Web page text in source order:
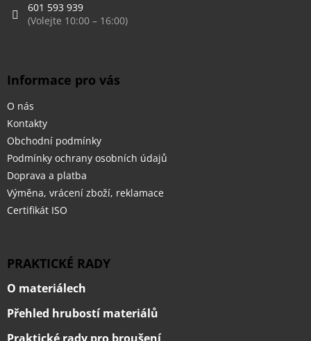
601 593 939
Informace pro vás
O nás
Kontakty
Obchodní podmínky
Podmínky ochrany osobních údajů
Doprava a platba
Výměna, vrácení zboží, reklamace
Certifikát ISO
PRAKTICKÉ RADY
O materiálech
Přehled hrubostí materiálů